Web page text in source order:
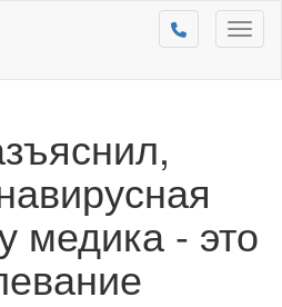
медика - это